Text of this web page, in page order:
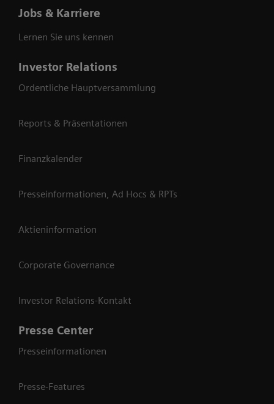
Jobs & Karriere
Lernen Sie uns kennen
Investor Relations
Ordentliche Hauptversammlung
Reports & Präsentationen
Finanzkalender
Presseinformationen, Ad Hocs & RPTs
Aktieninformation
Corporate Governance
Investor Relations-Kontakt
Presse Center
Presseinformationen
Presse-Features